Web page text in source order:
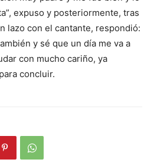
expuso y posteriormente, tras
lazo con el cantante, respondió:
y sé que un día me va a
con mucho cariño, ya
concluir.